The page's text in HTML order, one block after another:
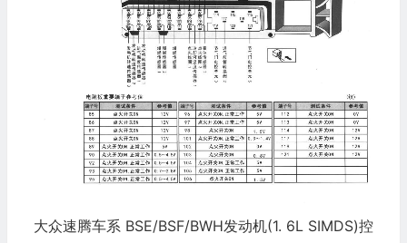
大众速腾车系 BSE/BSF/BWH发动机(1. 6L SIMDS)控